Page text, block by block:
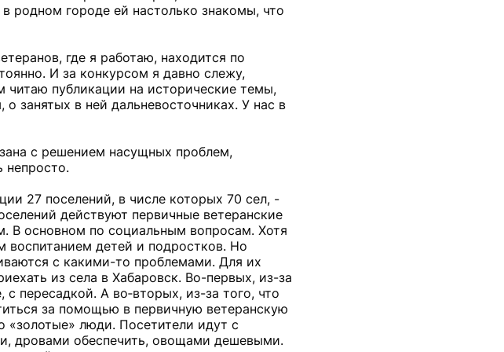
родном городе ей настолько знакомы, что
где я работаю, находится по
И за конкурсом я давно слежу,
публикации на исторические темы,
занятых в ней дальневосточниках. У нас в
с решением насущных проблем,
непросто.
27 поселений, в числе которых 70 сел, -
действуют первичные ветеранские
В основном по социальным вопросам. Хотя
воспитанием детей и подростков. Но
с какими-то проблемами. Для их
из села в Хабаровск. Во-первых, из-за
пересадкой. А во‑вторых, из-за того, что
за помощью в первичную ветеранскую
«золотые» люди. Посетители идут с
дровами обеспечить, овощами дешевыми.